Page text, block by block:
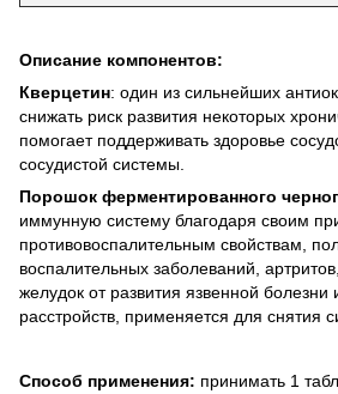
Описание компонентов:
Кверцетин: один из сильнейших
снижать риск развития некоторых
помогает поддерживать здоровье
сосудистой системы.
Порошок ферментированного
иммунную систему благодаря своим
противовоспалительным свойствам,
воспалительных заболеваний,
желудок от развития язвенной
расстройств, применяется для снятия
Способ применения: принимать 1